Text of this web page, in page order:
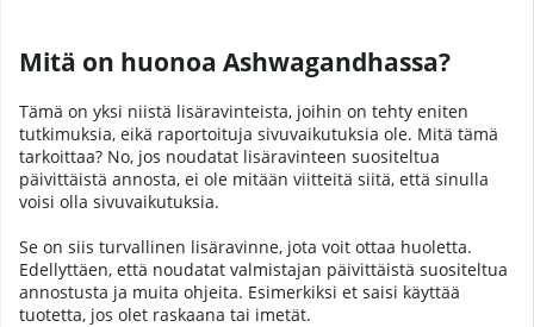
Mitä on huonoa Ashwagandhassa?
Tämä on yksi niistä lisäravinteista, joihin on tehty eniten
tutkimuksia, eikä raportoituja sivuvaikutuksia ole. Mitä tämä
tarkoittaa? No, jos noudatat lisäravinteen suositeltua
päivittäistä annosta, ei ole mitään viitteitä siitä, että sinulla
voisi olla sivuvaikutuksia.
Se on siis turvallinen lisäravinne, jota voit ottaa huoletta.
Edellyttäen, että noudatat valmistajan päivittäistä suositeltua
annostusta ja muita ohjeita. Esimerkiksi et saisi käyttää
tuotetta, jos olet raskaana tai imetät.